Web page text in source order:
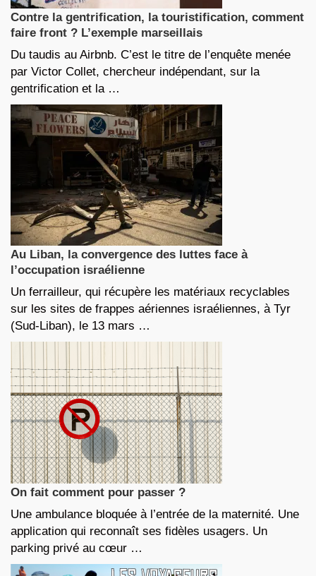
Contre la gentrification, la touristification, comment
faire front ? L’exemple marseillais
Du taudis au Airbnb. C’est le titre de l’enquête menée
par Victor Collet, chercheur indépendant, sur la
gentrification et la …
Au Liban, la convergence des luttes face à
l’occupation israélienne
Un ferrailleur, qui récupère les matériaux recyclables
sur les sites de frappes aériennes israéliennes, à Tyr
(Sud-Liban), le 13 mars …
On fait comment pour passer ?
Une ambulance bloquée à l’entrée de la maternité. Une
application qui reconnaît ses fidèles usagers. Un
parking privé au cœur …